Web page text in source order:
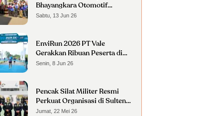
Bhayangkara Otomotif
Nambaso
Sabtu, 13 Jun 26
EnviRun 2026 PT Vale
Gerakkan Ribuan Peserta di
Morowali
Senin, 8 Jun 26
Pencak Silat Militer Resmi
Perkuat Organisasi di Sulteng
dan Sulbar
Jumat, 22 Mei 26